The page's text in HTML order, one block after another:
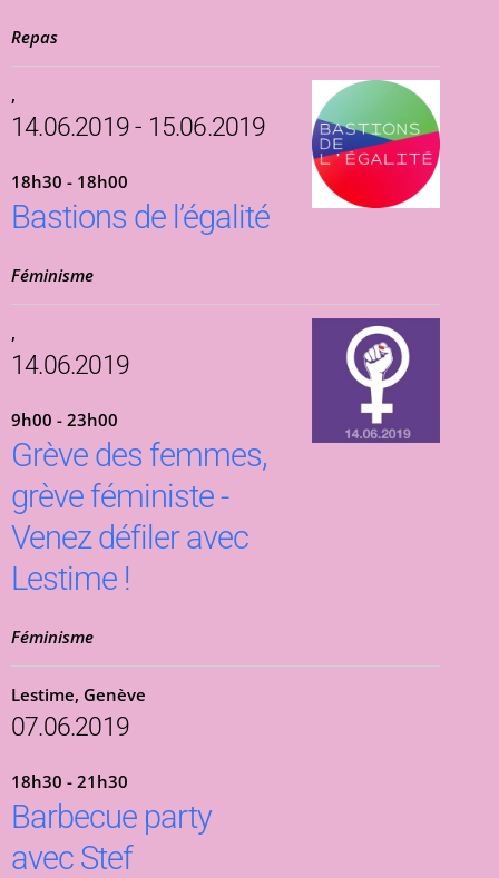
Repas
,
14.06.2019 - 15.06.2019
18h30 - 18h00
Bastions de l’égalité
Féminisme
,
14.06.2019
9h00 - 23h00
Grève des femmes,
grève féministe -
Venez défiler avec
Lestime !
Féminisme
Lestime, Genève
07.06.2019
18h30 - 21h30
Barbecue party
avec Stef